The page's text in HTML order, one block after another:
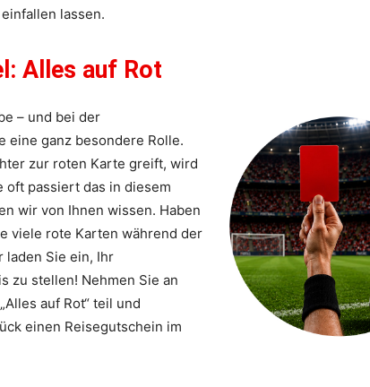
lassen.
Alles auf Rot
– und bei der
eine ganz besondere Rolle.
zur roten Karte greift, wird
oft passiert das in diesem
wir von Ihnen wissen. Haben
viele rote Karten während der
laden Sie ein, Ihr
zu stellen! Nehmen Sie an
auf Rot“ teil und
einen Reisegutschein im